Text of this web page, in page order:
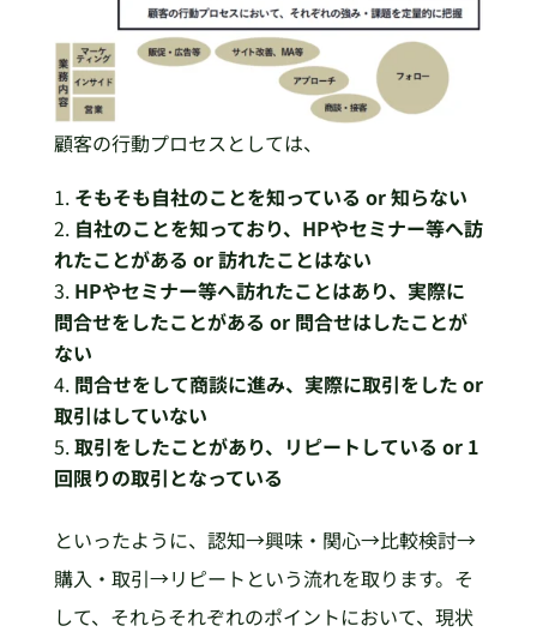
顧客の行動プロセスとしては、
そもそも自社のことを知っている or 知らない
自社のことを知っており、HPやセミナー等へ訪
れたことがある or 訪れたことはない
HPやセミナー等へ訪れたことはあり、実際に
問合せをしたことがある or 問合せはしたことが
ない
問合せをして商談に進み、実際に取引をした or
取引はしていない
取引をしたことがあり、リピートしている or 1
回限りの取引となっている
といったように、認知→興味・関心→比較検討→
購入・取引→リピートという流れを取ります。そ
して、それらそれぞれのポイントにおいて、現状